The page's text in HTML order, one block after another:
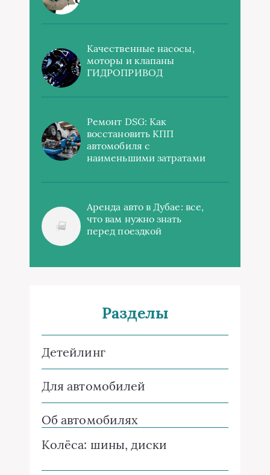
Качественные насосы,
моторы и клапаны
ГИДРОПРИВОД
Ремонт DSG: Как
восстановить КПП
автомобиля с
наименьшими затратами
Аренда авто в Дубае: все,
что вам нужно знать
перед поездкой
Разделы
Детейлинг
Для автомобилей
Об автомобилях
Колёса: шины, диски